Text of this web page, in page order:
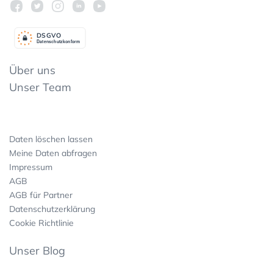
Datenschutzkonform
DSGVO
Über uns
Unser Team
Daten löschen lassen
Meine Daten abfragen
Impressum
AGB
AGB für Partner
Datenschutzerklärung
Cookie Richtlinie
Unser Blog